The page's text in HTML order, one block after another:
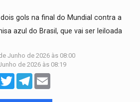
gols na final do Mundial contra a
azul do Brasil, que vai ser leiloada
Junho de 2026 às 08:00
de 2026 às 08:19
TwitterTelegram